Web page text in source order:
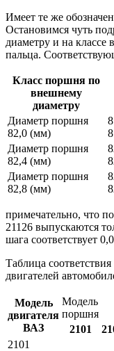
Имеет те же
Остановимся чуть
диаметру и на классе
пальца.
Класс поршня по
внешнему
диаметру
Диаметр поршня
82,0 (мм)
Диаметр поршня
82,4 (мм)
Диаметр поршня
82,8 (мм)
примечательно, что
21126 выпускаются
шага соответствует
Таблица
двигателей
Модель
двигателя
ВАЗ
Модель
поршня
2101
2101